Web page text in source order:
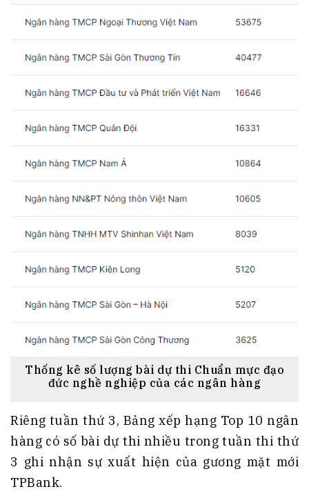
Thống kê số lượng bài dự thi Chuẩn mực đạo
đức nghề nghiệp của các ngân hàng
Riêng tuần thứ 3, Bảng xếp hạng Top 10 ngân
hàng có số bài dự thi nhiều trong tuần thi thứ
3 ghi nhận sự xuất hiện của gương mặt mới
TPBank.